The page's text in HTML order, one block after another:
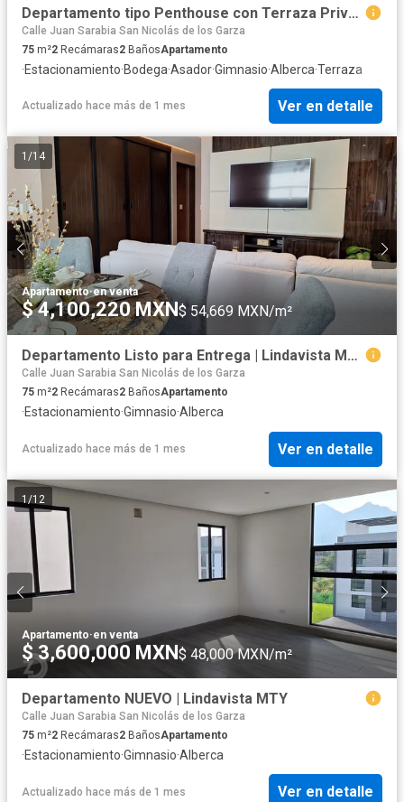
Departamento tipo Penthouse con Terraza Privada | Lindavista
Calle Juan Sarabia San Nicolás de los Garza
75 m²2 Recámaras2 BañosApartamento
·Estacionamiento·Bodega·Asador·Gimnasio·Alberca·Terraza
Actualizado hace más de 1 mes Ver en detalle
1 /14
Apartamento·en venta
$ 4,100,220 MXN $ 54,669 MXN/m²
Departamento Listo para Entrega | Lindavista MTY
Calle Juan Sarabia San Nicolás de los Garza
75 m²2 Recámaras2 BañosApartamento
·Estacionamiento·Gimnasio·Alberca
Actualizado hace más de 1 mes Ver en detalle
1 /12
Apartamento·en venta
$ 3,600,000 MXN$ 48,000 MXN/m²
Departamento NUEVO | Lindavista MTY
Calle Juan Sarabia San Nicolás de los Garza
75 m²2 Recámaras2 BañosApartamento
·Estacionamiento·Gimnasio·Alberca
Actualizado hace más de 1 mes Ver en detalle